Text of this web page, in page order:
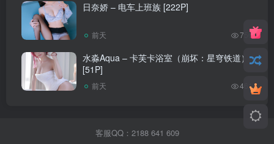
日奈娇 – 电车上班族 [222P]
前天 756
水淼Aqua – 卡芙卡浴室（崩坏：星穹铁道）
[51P]
前天 461
客服QQ：2188 641 609